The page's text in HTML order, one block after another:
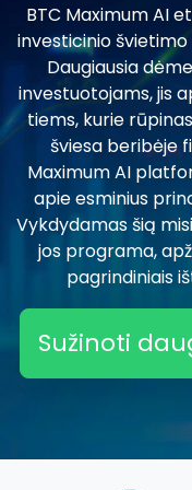
BTC Maximum AI
investicinio
Daugiausia
investuotojams, jis
tiems, kurie
šviesa beribėje
Maximum AI
apie esminius
Vykdydamas šią
jos programa,
pagrindiniais
Sužinoti